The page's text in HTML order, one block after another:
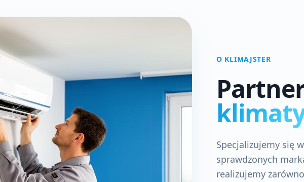
O KLIMAJSTER
Specjalizujemy się
sprawdzonych
realizujemy